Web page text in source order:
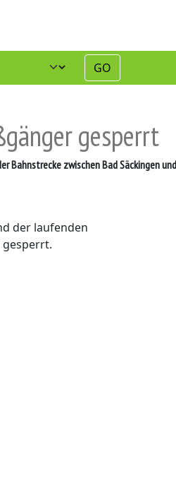
GO
gesperrt
Bahnstrecke zwischen Bad Säckingen
der laufenden
gesperrt.